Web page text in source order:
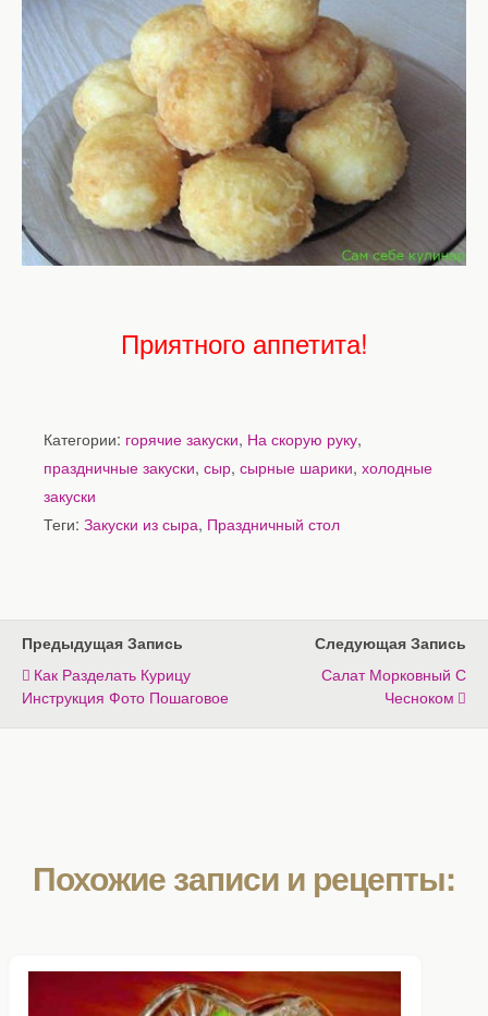
Приятного аппетита!
Категории: горячие закуски, На скорую руку,
праздничные закуски, сыр, сырные шарики, холодные
закуски
Теги: Закуски из сыра, Праздничный стол
Предыдущая Запись
Как Разделать Курицу
Инструкция Фото Пошаговое
Следующая Запись
Салат Морковный С
Чесноком
Похожие записи и рецепты: